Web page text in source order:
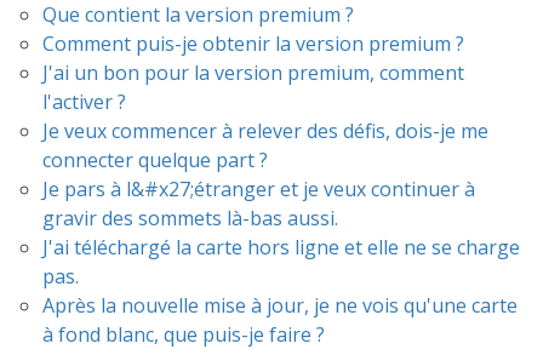
Que contient la version premium ?
Comment puis-je obtenir la version premium ?
J'ai un bon pour la version premium, comment
l'activer ?
Je veux commencer à relever des défis, dois-je me
connecter quelque part ?
Je pars à l&#x27;étranger et je veux continuer à
gravir des sommets là-bas aussi.
J'ai téléchargé la carte hors ligne et elle ne se charge
pas.
Après la nouvelle mise à jour, je ne vois qu'une carte
à fond blanc, que puis-je faire ?